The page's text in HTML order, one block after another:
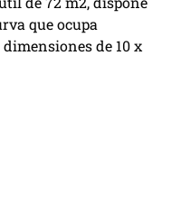
que ocupa
de 10 x